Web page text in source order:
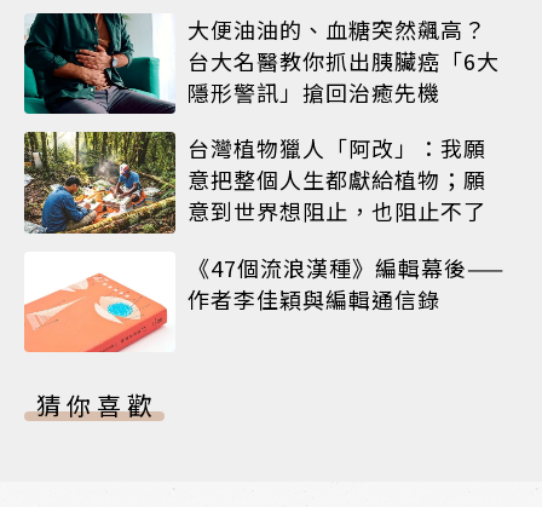
大便油油的、血糖突然飆高？
台大名醫教你抓出胰臟癌「6大
隱形警訊」搶回治癒先機
台灣植物獵人「阿改」：我願
意把整個人生都獻給植物；願
意到世界想阻止，也阻止不了
《47個流浪漢種》編輯幕後——
作者李佳穎與編輯通信錄
猜你喜歡